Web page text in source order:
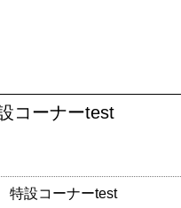
コーナーtest
設コーナーtest